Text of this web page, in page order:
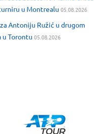
u Montrealu 05.08.2026
Antoniju Ružić u drugom
u Torontu 05.08.2026